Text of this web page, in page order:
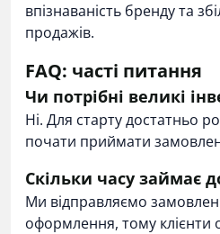
впізнаваність бренду та
продажів.
FAQ: часті питання
Чи потрібні великі
Ні. Для старту достатньо
почати приймати
Скільки часу займає
Ми відправляємо
оформлення, тому клієнти